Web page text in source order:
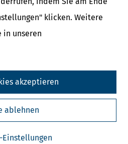
klicken. Weitere
in unseren
Einstellungen
ablehnen
akzeptieren
Newsletter